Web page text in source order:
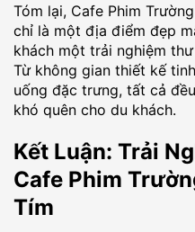
Tóm lại, Cafe Phim
chỉ là một địa điểm đẹp
khách một trải nghiệm
Từ không gian thiết kế
uống đặc trưng, tất cả
khó quên cho du khách.
Kết Luận: Trải
Cafe Phim
Tím